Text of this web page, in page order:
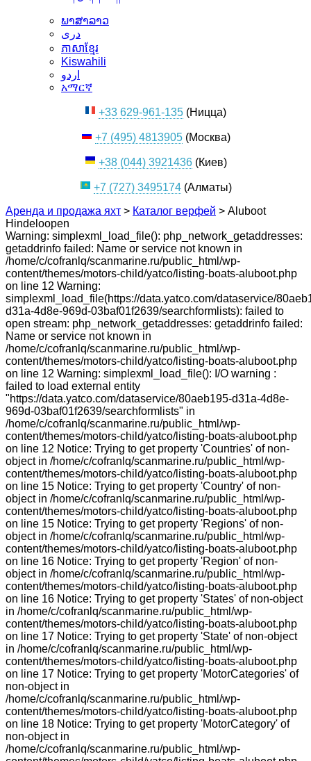
ພາສາລາວ
دری
ភាសាខ្មែរ
Kiswahili
اردو
አማርኛ
+33 629-961-135 (Ницца)
+7 (495) 4813905(Москва)
+38 (044) 3921436(Киев)
+7 (727) 3495174(Алматы)
Аренда и продажа яхт > Каталог верфей > Aluboot
Hindeloopen
Warning: simplexml_load_file(): php_network_getaddresses:
getaddrinfo failed: Name or service not known in
/home/c/cofranlq/scanmarine.ru/public_html/wp-
content/themes/motors-child/yatco/listing-boats-aluboot.php
on line 12 Warning:
simplexml_load_file(https://data.yatco.com/dataservice/
d31a-4d8e-969d-03baf01f2639/searchformlists): failed to
open stream: php_network_getaddresses: getaddrinfo failed:
Name or service not known in
/home/c/cofranlq/scanmarine.ru/public_html/wp-
content/themes/motors-child/yatco/listing-boats-aluboot.php
on line 12 Warning: simplexml_load_file(): I/O warning :
failed to load external entity
"https://data.yatco.com/dataservice/80aeb195-d31a-4d8e-
969d-03baf01f2639/searchformlists" in
/home/c/cofranlq/scanmarine.ru/public_html/wp-
content/themes/motors-child/yatco/listing-boats-aluboot.php
on line 12 Notice: Trying to get property 'Countries' of non-
object in /home/c/cofranlq/scanmarine.ru/public_html/wp-
content/themes/motors-child/yatco/listing-boats-aluboot.php
on line 15 Notice: Trying to get property 'Country' of non-
object in /home/c/cofranlq/scanmarine.ru/public_html/wp-
content/themes/motors-child/yatco/listing-boats-aluboot.php
on line 15 Notice: Trying to get property 'Regions' of non-
object in /home/c/cofranlq/scanmarine.ru/public_html/wp-
content/themes/motors-child/yatco/listing-boats-aluboot.php
on line 16 Notice: Trying to get property 'Region' of non-
object in /home/c/cofranlq/scanmarine.ru/public_html/wp-
content/themes/motors-child/yatco/listing-boats-aluboot.php
on line 16 Notice: Trying to get property 'States' of non-object
in /home/c/cofranlq/scanmarine.ru/public_html/wp-
content/themes/motors-child/yatco/listing-boats-aluboot.php
on line 17 Notice: Trying to get property 'State' of non-object
in /home/c/cofranlq/scanmarine.ru/public_html/wp-
content/themes/motors-child/yatco/listing-boats-aluboot.php
on line 17 Notice: Trying to get property 'MotorCategories' of
non-object in
/home/c/cofranlq/scanmarine.ru/public_html/wp-
content/themes/motors-child/yatco/listing-boats-aluboot.php
on line 18 Notice: Trying to get property 'MotorCategory' of
non-object in
/home/c/cofranlq/scanmarine.ru/public_html/wp-